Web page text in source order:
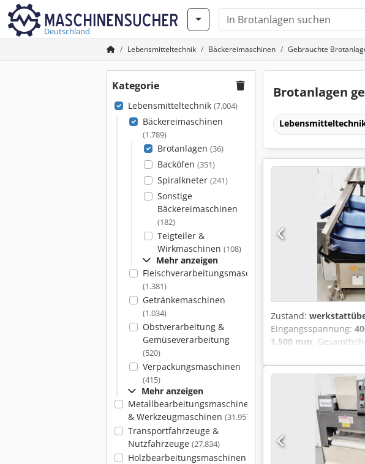
Deutschland
Lebensmitteltechnik Bäckereimaschinen Gebrauchte
Kategorie
Lebensmitteltechnik (7.004)
Bäckereimaschinen
(1.789)
Brotanlagen (36)
Backöfen (351)
Spiralkneter (241)
Sonstige
Bäckereimaschinen
(182)
Teigteiler &
Wirkmaschinen (108)
Mehr anzeigen
Fleischverarbeitungsmaschinen
(1.381)
Getränkemaschinen
(1.034)
Obstverarbeitung &
Gemüseverarbeitung
(520)
Verpackungsmaschinen
(415)
Mehr anzeigen
Metallbearbeitungsmaschinen
& Werkzeugmaschinen (31.957)
Transportfahrzeuge &
Nutzfahrzeuge (27.834)
Holzbearbeitungsmaschinen
Brotanlagen
Zustand:
Eingangsspannung:
1.500 mm,
Beölung & Gebläse
16A-CEE Stecker
Lieferservice
Weitere TOP